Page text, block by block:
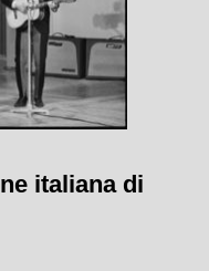
italiana di